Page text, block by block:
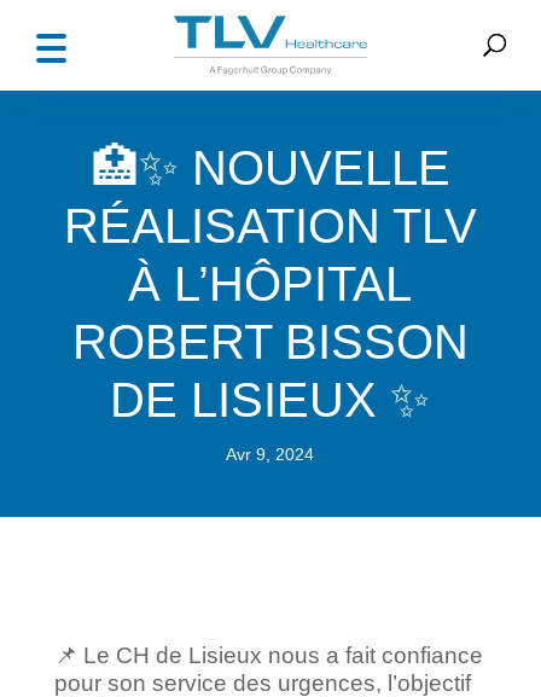
🏥✨ NOUVELLE
RÉALISATION TLV
À L’HÔPITAL
ROBERT BISSON
DE LISIEUX ✨
Avr 9, 2024
📌 Le CH de Lisieux nous a fait confiance
pour son service des urgences, l’objectif